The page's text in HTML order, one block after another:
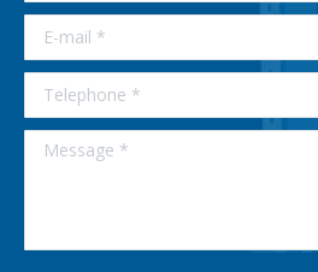
E-mail *
Telephone *
Message *